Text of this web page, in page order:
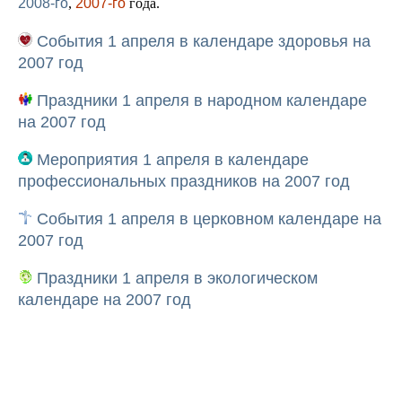
2008-го, 2007-го года.
События 1 апреля в календаре здоровья на
2007 год
Праздники 1 апреля в народном календаре
на 2007 год
Мероприятия 1 апреля в календаре
профессиональных праздников на 2007 год
События 1 апреля в церковном календаре на
2007 год
Праздники 1 апреля в экологическом
календаре на 2007 год